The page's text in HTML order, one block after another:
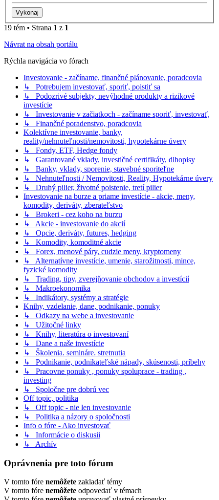
19 tém • Strana 1 z 1
Návrat na obsah portálu
Rýchla navigácia vo fórach
Investovanie - začíname, finančné plánovanie, poradcovia
↳ Potrebujem investovať, sporiť, poistiť sa
↳ Podozrivé subjekty, nevýhodné produkty a rizikové
investície
↳ Investovanie v začiatkoch - začíname sporiť, investovať,
↳ Finančné poradenstvo, poradcovia
Kolektívne investovanie, banky,
reality/nehnuteľnosti/nemovitosti, hypotekárne úvery
↳ Fondy, ETF, Hedge fondy
↳ Garantované vklady, investičné certifikáty, dlhopisy
↳ Banky, vklady, sporenie, stavebné sporiteľne
↳ Nehnuteľnosti / Nemovitosti, Reality, Hypotekárne úvery
↳ Druhý pilier, životné poistenie, tretí pilier
Investovanie na burze a priame investície - akcie, meny,
komodity, deriváty, zberateľstvo
↳ Brokeri - cez koho na burzu
↳ Akcie - investovanie do akcií
↳ Opcie, deriváty, futures, hedging
↳ Komodity, komoditné akcie
↳ Forex, menové páry, cudzie meny, kryptomeny
↳ Alternatívne investície, umenie, starožitnosti, mince,
fyzické komodity
↳ Trading, tipy, zverejňovanie obchodov a investícií
↳ Makroekonomika
↳ Indikátory, systémy a stratégie
Knihy, vzdelanie, dane, podnikanie, ponuky
↳ Odkazy na webe a investovanie
↳ Užitočné linky
↳ Knihy, literatúra o investovaní
↳ Dane a naše investície
↳ Školenia. semináre. stretnutia
↳ Podnikanie, podnikateľské nápady, skúsenosti, príbehy
↳ Pracovne ponuky , ponuky spoluprace - trading ,
investing
↳ Spoločne pre dobrú vec
Off topic, politika
↳ Off topic - nie len investovanie
↳ Politika a názory o spoločnosti
Info o fóre - Ako investovať
↳ Informácie o diskusii
↳ Archív
Oprávnenia pre toto fórum
V tomto fóre nemôžete zakladať témy
V tomto fóre nemôžete odpovedať v témach